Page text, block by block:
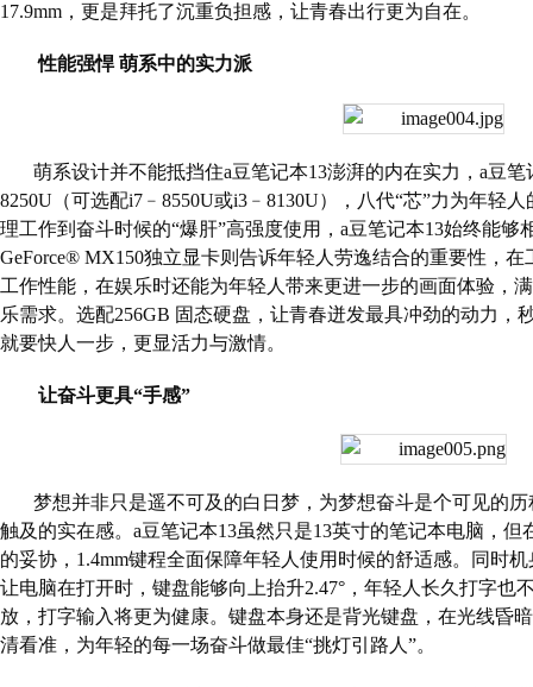
17.9mm ，更是拜托了沉重负担感，让青春出行更为自在。
性能强悍 萌系中的实力派
萌系设计并不能抵挡住a豆笔记本13澎湃的内在实力， a豆笔
8250U （可选配i7 ﹣ 8550U或i3 ﹣ 8130U），八代“芯”力为年轻
理工作到奋斗时候的“爆肝”高强度使用， a豆笔记本13始终能够
GeForce® MX150独立显卡则告诉年轻人劳逸结合的重要性，
工作性能，在娱乐时还能为年轻人带来更进一步的画面体验，
乐需求。选配256GB 固态硬盘，让青春迸发最具冲劲的动力，
就要快人一步，更显活力与激情。
让奋斗更具“手感”
梦想并非只是遥不可及的白日梦，为梦想奋斗是个可见的历
触及的实在感。 a豆笔记本13虽然只是13英寸的笔记本电脑，但
的妥协， 1.4mm键程全面保障年轻人使用时候的舒适感。同时机
让电脑在打开时，键盘能够向上抬升2.47°，年轻人长久打字也
放，打字输入将更为健康。键盘本身还是背光键盘，在光线昏
清看准，为年轻的每一场奋斗做最佳“挑灯引路人”。